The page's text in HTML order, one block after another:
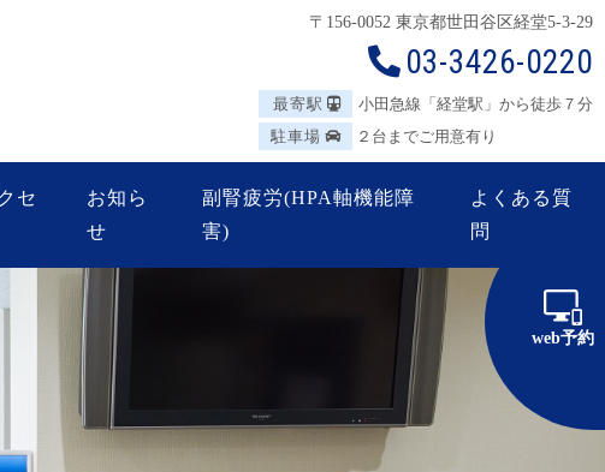
〒156-0052 東京都世田谷区経堂5-3-29
03-3426-0220
最寄駅
小田急線「経堂駅」から徒歩７分
駐車場
２台までご用意有り
web予約
セ
お知ら
せ
副腎疲労(HPA軸機能障
害)
よくある質
問